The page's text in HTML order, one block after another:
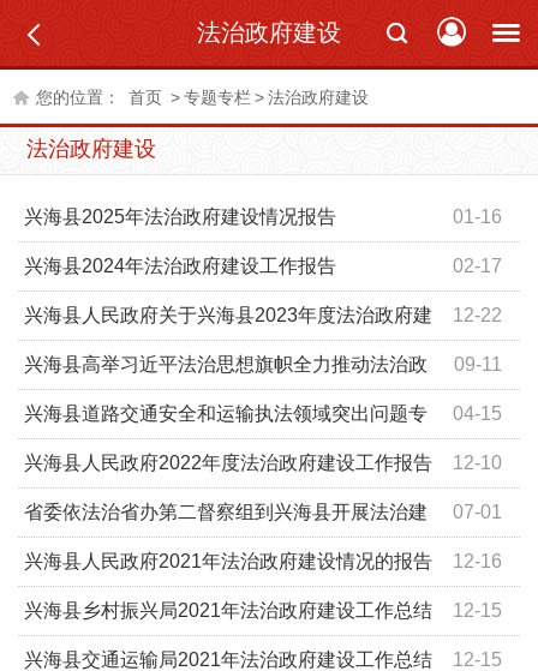
法治政府建设
您的位置： 首页 >专题专栏>法治政府建设
法治政府建设
01-16
兴海县2025年法治政府建设情况报告
02-17
兴海县2024年法治政府建设工作报告
12-22
兴海县人民政府关于兴海县2023年度法治政府建
设工作的报告 09-11
兴海县高举习近平法治思想旗帜全力推动法治政
府建设再上新台阶 04-15
兴海县道路交通安全和运输执法领域突出问题专
项整治公告 12-10
兴海县人民政府2022年度法治政府建设工作报告
07-01
省委依法治省办第二督察组到兴海县开展法治建
设督察 12-16
兴海县人民政府2021年法治政府建设情况的报告
12-15
兴海县乡村振兴局2021年法治政府建设工作总结
12-15
兴海县交通运输局2021年法治政府建设工作总结